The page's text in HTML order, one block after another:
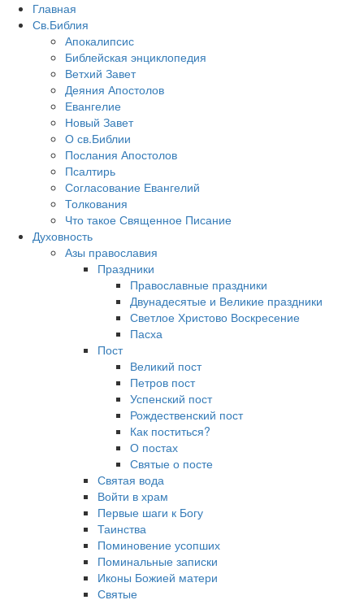
Главная
Св.Библия
Апокалипсис
Библейская энциклопедия
Ветхий Завет
Деяния Апостолов
Евангелие
Новый Завет
О св.Библии
Послания Апостолов
Псалтирь
Согласование Евангелий
Толкования
Что такое Священное Писание
Духовность
Азы православия
Праздники
Православные праздники
Двунадесятые и Великие праздники
Светлое Христово Воскресение
Пасха
Пост
Великий пост
Петров пост
Успенский пост
Рождественский пост
Как поститься?
О постах
Святые о посте
Святая вода
Войти в храм
Первые шаги к Богу
Таинства
Поминовение усопших
Поминальные записки
Иконы Божией матери
Святые